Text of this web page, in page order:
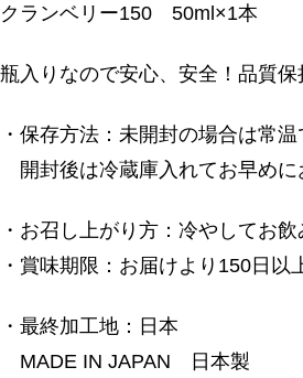
クランベリー150 50ml×1本
瓶入りなので安心、安全！品質保
・保存方法：未開封の場合は常
開封後は冷蔵庫入れてお早めに
・お召し上がり方：冷やしてお飲
・賞味期限：お届けより150日以
・最終加工地：日本
MADE IN JAPAN 日本製